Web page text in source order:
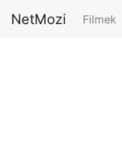
NetMozi Filmek